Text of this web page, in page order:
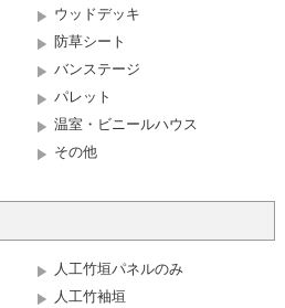
ウッドデッキ
防草シート
バンステージ
パレット
温室・ビニールハウス
その他
人工竹垣パネルのみ
人工竹袖垣